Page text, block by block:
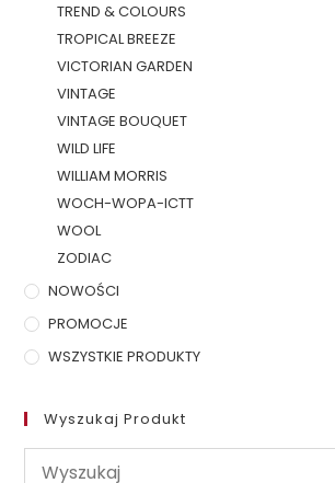
TREND & COLOURS
TROPICAL BREEZE
VICTORIAN GARDEN
VINTAGE
VINTAGE BOUQUET
WILD LIFE
WILLIAM MORRIS
WOCH-WOPA-ICTT
WOOL
ZODIAC
NOWOŚCI
PROMOCJE
WSZYSTKIE PRODUKTY
Wyszukaj Produkt